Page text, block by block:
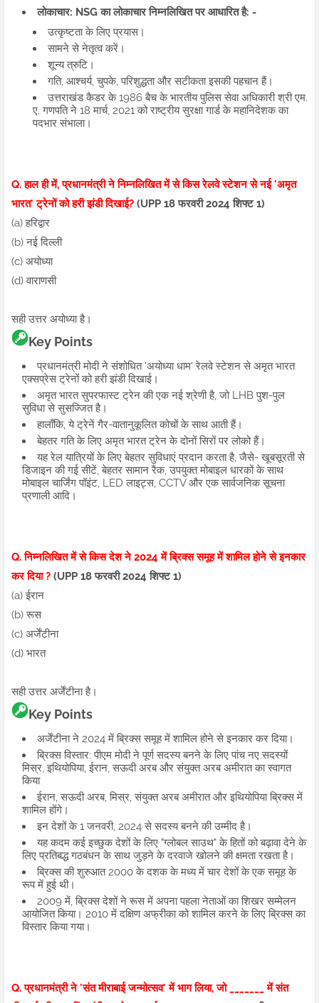
लोकाचार: NSG का लोकाचार निम्नलिखित पर आधारित है: -
उत्कृष्टता के लिए प्रयास।
सामने से नेतृत्व करें।
शून्य त्रुटि।
गति, आश्चर्य, चुपके, परिशुद्धता और सटीकता इसकी पहचान हैं।
उत्तराखंड कैडर के 1986 बैच के भारतीय पुलिस सेवा अधिकारी श्री एम.
ए. गणपति ने 18 मार्च, 2021 को राष्ट्रीय सुरक्षा गार्ड के महानिदेशक का
पदभार संभाला।
Q. हाल ही में, प्रधानमंत्री ने निम्नलिखित में से किस रेलवे स्टेशन से नई 'अमृत
भारत' ट्रेनों को हरी झंडी दिखाई? (UPP 18 फरवरी 2024 शिफ्ट 1)
(a) हरिद्वार
(b) नई दिल्ली
(c) अयोध्या
(d) वाराणसी
सही उत्तर अयोध्या है।
Key Points
प्रधानमंत्री मोदी ने संशोधित 'अयोध्या धाम' रेलवे स्टेशन से अमृत भारत
एक्सप्रेस ट्रेनों को हरी झंडी दिखाई।
अमृत भारत सुपरफास्ट ट्रेन की एक नई श्रेणी है, जो LHB पुश-पुल
सुविधा से सुसज्जित है।
हालाँकि, ये ट्रेनें गैर-वातानुकूलित कोचों के साथ आती हैं।
बेहतर गति के लिए अमृत भारत ट्रेन के दोनों सिरों पर लोको हैं।
यह रेल यात्रियों के लिए बेहतर सुविधाएं प्रदान करता है, जैसे- खूबसूरती से
डिजाइन की गई सीटें, बेहतर सामान रैक, उपयुक्त मोबाइल धारकों के साथ
मोबाइल चार्जिंग पॉइंट, LED लाइट्स, CCTV और एक सार्वजनिक सूचना
प्रणाली आदि।
Q. निम्नलिखित में से किस देश ने 2024 में ब्रिक्स समूह में शामिल होने से इनकार
कर दिया ? (UPP 18 फरवरी 2024 शिफ्ट 1)
(a) ईरान
(b) रूस
(c) अर्जेंटीना
(d) भारत
सही उत्तर अर्जेंटीना है।
Key Points
अर्जेंटीना ने 2024 में ब्रिक्स समूह में शामिल होने से इनकार कर दिया।
ब्रिक्स विस्तार: पीएम मोदी ने पूर्ण सदस्य बनने के लिए पांच नए सदस्यों
मिस्र, इथियोपिया, ईरान, सऊदी अरब और संयुक्त अरब अमीरात का स्वागत
किया
ईरान, सऊदी अरब, मिस्र, संयुक्त अरब अमीरात और इथियोपिया ब्रिक्स में
शामिल होंगे।
इन देशों के 1 जनवरी, 2024 से सदस्य बनने की उम्मीद है।
यह कदम कई इच्छुक देशों के लिए "ग्लोबल साउथ" के हितों को बढ़ावा देने के
लिए प्रतिबद्ध गठबंधन के साथ जुड़ने के दरवाजे खोलने की क्षमता रखता है।
ब्रिक्स की शुरुआत 2000 के दशक के मध्य में चार देशों के एक समूह के
रूप में हुई थी।
2009 में, ब्रिक्स देशों ने रूस में अपना पहला नेताओं का शिखर सम्मेलन
आयोजित किया। 2010 में दक्षिण अफ्रीका को शामिल करने के लिए ब्रिक्स का
विस्तार किया गया।
Q. प्रधानमंत्री ने 'संत मीराबाई जन्मोत्सव' में भाग लिया, जो _______ में संत